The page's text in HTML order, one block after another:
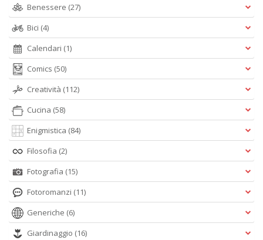
Benessere (27)
Bici (4)
Calendari (1)
Comics (50)
Creatività (112)
Cucina (58)
Enigmistica (84)
Filosofia (2)
Fotografia (15)
Fotoromanzi (11)
Generiche (6)
Giardinaggio (16)